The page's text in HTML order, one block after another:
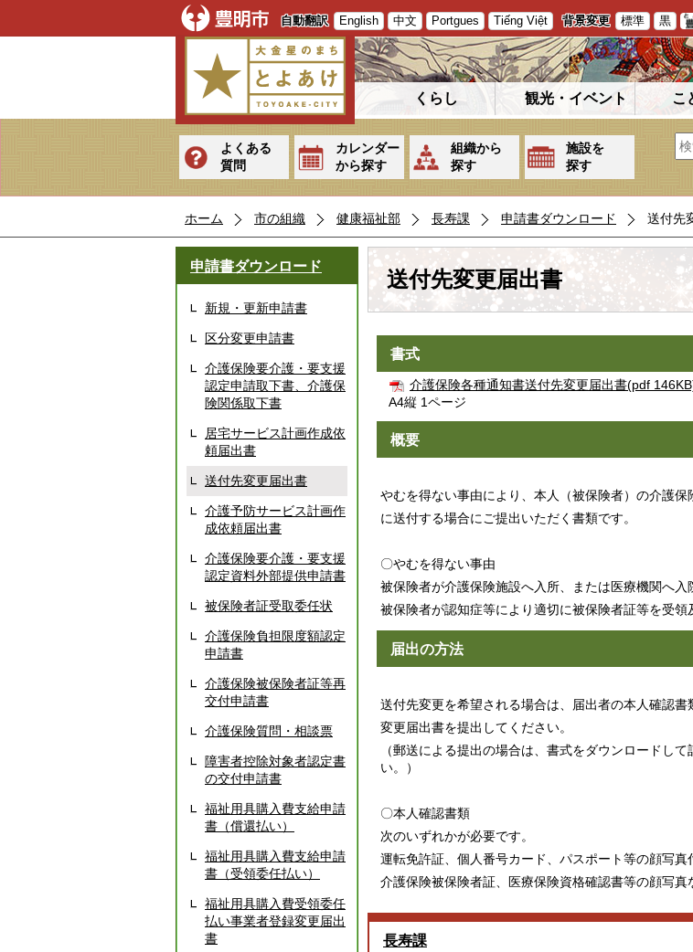
自動翻訳 English 中文 Portgues Tiếng Việt 背景変更 標準 黒
くらし 観光・イベント こ
よくある
質問
カレンダー
から探す
組織から
探す
施設を
探す
ホーム 市の組織 健康福祉部 長寿課 申請書ダウンロード 送付先
申請書ダウンロード
新規・更新申請書
区分変更申請書
介護保険要介護・要支援
認定申請取下書、介護保
険関係取下書
居宅サービス計画作成依
頼届出書
送付先変更届出書
介護予防サービス計画作
成依頼届出書
介護保険要介護・要支援
認定資料外部提供申請書
被保険者証受取委任状
介護保険負担限度額認定
申請書
介護保険被保険者証等再
交付申請書
介護保険質問・相談票
障害者控除対象者認定書
の交付申請書
福祉用具購入費支給申請
書（償還払い）
福祉用具購入費支給申請
書（受領委任払い）
福祉用具購入費受領委任
払い事業者登録変更届出
書
送付先変更届出書
書式
介護保険各種通知書送付先変更届出書(pdf
A4縦 1ページ
概要
やむを得ない事由により、本人（被保険者）の介護
に送付する場合にご提出いただく書類です。
〇やむを得ない事由
被保険者が介護保険施設へ入所、または医療機関へ入
被保険者が認知症等により適切に被保険者証等を受領
届出の方法
送付先変更を希望される場合は、届出者の本人確認
変更届出書を提出してください。
（郵送による提出の場合は、書式をダウンロードし
い。）
〇本人確認書類
次のいずれかが必要です。
運転免許証、個人番号カード、パスポート等の顔写真
介護保険被保険者証、医療保険資格確認書等の顔写真
長寿課